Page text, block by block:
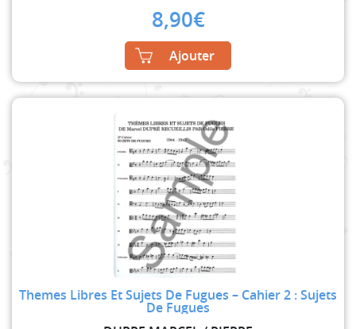
8,90€
Ajouter
Themes Libres Et Sujets De Fugues – Cahier 2 : Sujets
De Fugues